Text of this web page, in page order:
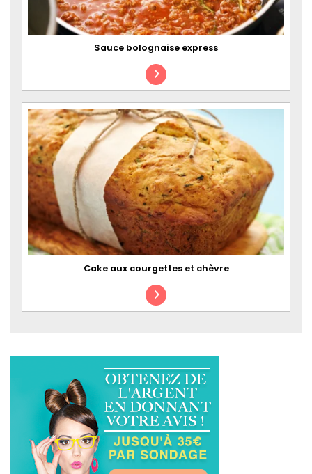
Sauce bolognaise express
Cake aux courgettes et chèvre